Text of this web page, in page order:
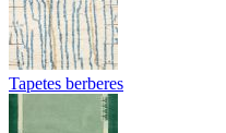
Tapetes berberes